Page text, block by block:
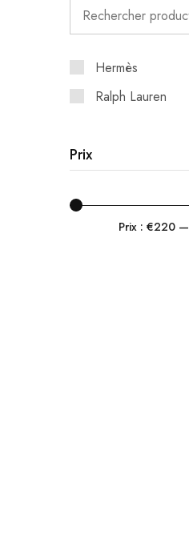
Hermès
Ralph Lauren
Prix
Prix : €220—